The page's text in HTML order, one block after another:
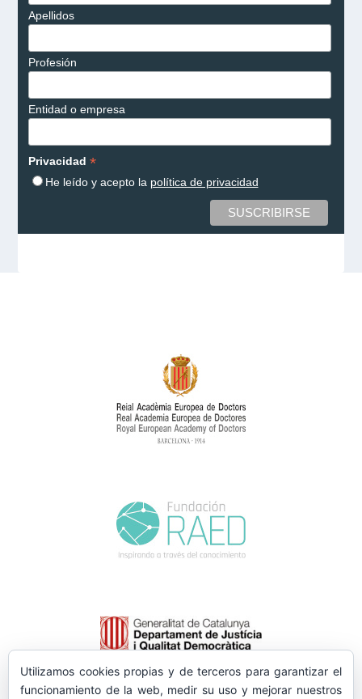
Apellidos
Profesión
Entidad o empresa
Privacidad *
He leído y acepto la política de privacidad
Utilizamos cookies propias y de terceros para garantizar el
funcionamiento de la web, medir su uso y mejorar nuestros